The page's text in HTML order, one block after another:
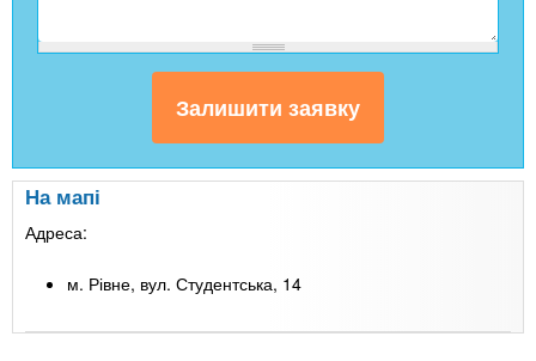
На мапі
Адреса:
м. Рівне, вул. Студентська, 14